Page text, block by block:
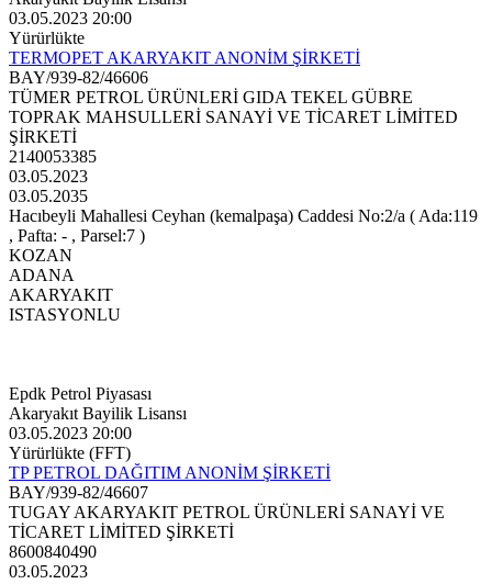
03.05.2023 20:00
Yürürlükte
TERMOPET AKARYAKIT ANONİM ŞİRKETİ
BAY/939-82/46606
TÜMER PETROL ÜRÜNLERİ GIDA TEKEL GÜBRE
TOPRAK MAHSULLERİ SANAYİ VE TİCARET LİMİTED
ŞİRKETİ
2140053385
03.05.2023
03.05.2035
Hacıbeyli Mahallesi Ceyhan (kemalpaşa) Caddesi No:2/a ( Ada:119
, Pafta: - , Parsel:7 )
KOZAN
ADANA
AKARYAKIT
ISTASYONLU
Epdk Petrol Piyasası
Akaryakıt Bayilik Lisansı
03.05.2023 20:00
Yürürlükte (FFT)
TP PETROL DAĞITIM ANONİM ŞİRKETİ
BAY/939-82/46607
TUGAY AKARYAKIT PETROL ÜRÜNLERİ SANAYİ VE
TİCARET LİMİTED ŞİRKETİ
8600840490
03.05.2023